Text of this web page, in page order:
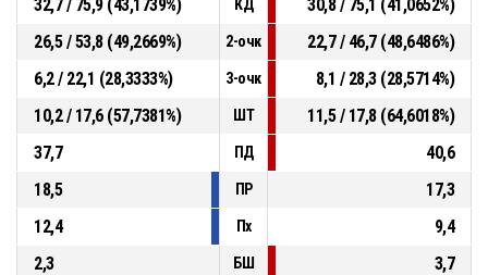
32,7 / 75,9 (43,1739%) КД
30,8 / 75,1 (41,0652%)
26,5 / 53,8 (49,2669%)
2-очк
22,7 / 46,7 (48,6486%)
6,2 / 22,1 (28,3333%)
3-очк
8,1 / 28,3 (28,5714%)
10,2 / 17,6 (57,7381%)
ШТ
11,5 / 17,8 (64,6018%)
37,7
ПД
40,6
18,5
ПР
17,3
12,4
Пх
9,4
2,3
БШ
3,7